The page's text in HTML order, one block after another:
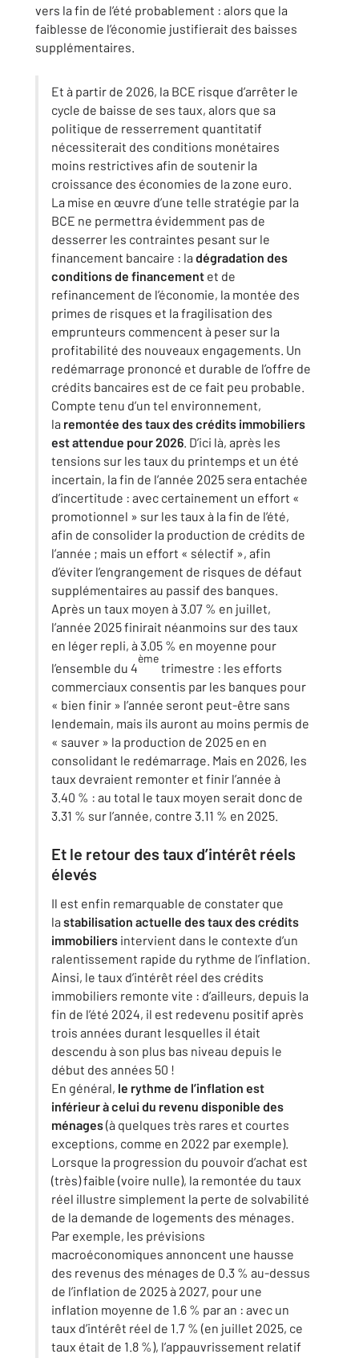
vers la fin de l’été probablement : alors que la
faiblesse de l’économie justifierait des baisses
supplémentaires.
Et à partir de 2026, la BCE risque d’arrêter le
cycle de baisse de ses taux, alors que sa
politique de resserrement quantitatif
nécessiterait des conditions monétaires
moins restrictives afin de soutenir la
croissance des économies de la zone euro.
La mise en œuvre d’une telle stratégie par la
BCE ne permettra évidemment pas de
desserrer les contraintes pesant sur le
financement bancaire : la dégradation des
conditions de financement et de
refinancement de l’économie, la montée des
primes de risques et la fragilisation des
emprunteurs commencent à peser sur la
profitabilité des nouveaux engagements. Un
redémarrage prononcé et durable de l’offre de
crédits bancaires est de ce fait peu probable.
Compte tenu d’un tel environnement,
la remontée des taux des crédits immobiliers
est attendue pour 2026 . D’ici là, après les
tensions sur les taux du printemps et un été
incertain, la fin de l’année 2025 sera entachée
d’incertitude : avec certainement un effort «
promotionnel » sur les taux à la fin de l’été,
afin de consolider la production de crédits de
l’année ; mais un effort « sélectif », afin
d’éviter l’engrangement de risques de défaut
supplémentaires au passif des banques.
Après un taux moyen à 3.07 % en juillet,
l’année 2025 finirait néanmoins sur des taux
en léger repli, à 3.05 % en moyenne pour
l’ensemble du 4
ème
trimestre : les efforts
commerciaux consentis par les banques pour
« bien finir » l’année seront peut-être sans
lendemain, mais ils auront au moins permis de
« sauver » la production de 2025 en en
consolidant le redémarrage. Mais en 2026, les
taux devraient remonter et finir l’année à
3.40 % : au total le taux moyen serait donc de
3.31 % sur l’année, contre 3.11 % en 2025.
Et le retour des taux d’intérêt réels
élevés
Il est enfin remarquable de constater que
la stabilisation actuelle des taux des crédits
immobiliers intervient dans le contexte d’un
ralentissement rapide du rythme de l’inflation.
Ainsi, le taux d’intérêt réel des crédits
immobiliers remonte vite : d’ailleurs, depuis la
fin de l’été 2024, il est redevenu positif après
trois années durant lesquelles il était
descendu à son plus bas niveau depuis le
début des années 50 !
En général, le rythme de l’inflation est
inférieur à celui du revenu disponible des
ménages(à quelques très rares et courtes
exceptions, comme en 2022 par exemple).
Lorsque la progression du pouvoir d’achat est
(très) faible (voire nulle), la remontée du taux
réel illustre simplement la perte de solvabilité
de la demande de logements des ménages.
Par exemple, les prévisions
macroéconomiques annoncent une hausse
des revenus des ménages de 0.3 % au-dessus
de l’inflation de 2025 à 2027, pour une
inflation moyenne de 1.6 % par an : avec un
taux d’intérêt réel de 1.7 % (en juillet 2025, ce
taux était de 1.8 %), l’appauvrissement relatif